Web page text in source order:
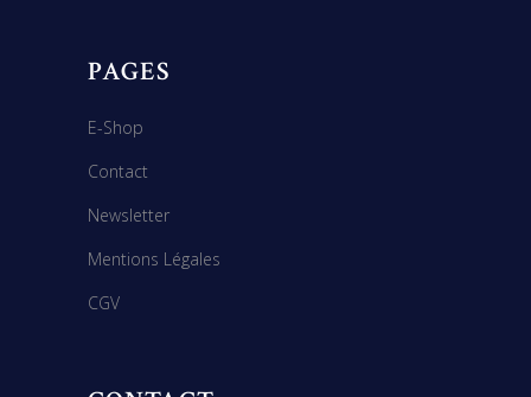
PAGES
E-Shop
Contact
Newsletter
Mentions Légales
CGV